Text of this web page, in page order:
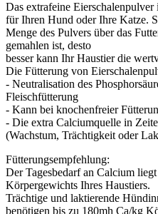
Das extrafeine
für Ihren Hund oder Ihre Katze.
Menge des Pulvers über das
gemahlen ist, desto
besser kann Ihr Haustier die
Die Fütterung von
- Neutralisation des
Fleischfütterung
- Kann bei knochenfreier
- Die extra Calciumquelle in
(Wachstum, Trächtigkeit oder
Fütterungsempfehlung:
Der Tagesbedarf an Calcium
Körpergewichts Ihres Haustiers.
Trächtige und laktierende
benötigen bis zu 180mh Ca/kg